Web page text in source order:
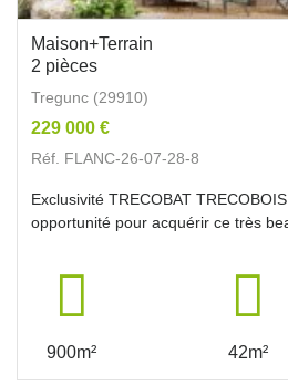
Maison+Terrain
2 pièces
Tregunc (29910)
229 000 €
Réf. FLANC-26-07-28-8
Exclusivité TRECOBAT
opportunité pour acquérir ce très
900m² 42m²